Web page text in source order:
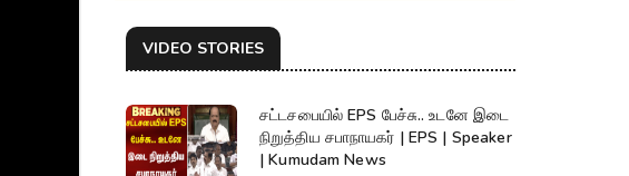
VIDEO STORIES
சட்டசபையில் EPS பேச்சு.. உடனே இடை
நிறுத்திய சபாநாயகர் | EPS | Speaker
| Kumudam News